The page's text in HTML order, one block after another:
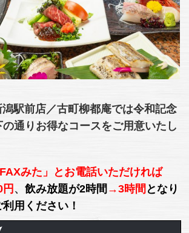
駅前店／古町柳都庵では令和記念
通りお得なコースをご用意いたし
みた」とお電話いただければ
、 飲み放題が2時間 →3時間 となり
用ください！